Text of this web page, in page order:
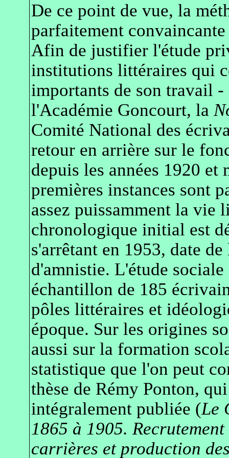
De ce point de vue, la
parfaitement
Afin de justifier l'étude
institutions littéraires qui
importants de son travail
l'Académie Goncourt, la
Comité National des
retour en arrière sur le
depuis les années 1920
premières instances sont
assez puissamment la vie
chronologique initial est
s'arrêtant en 1953, date
d'amnistie. L'étude
échantillon de 185
pôles littéraires et
époque. Sur les origines
aussi sur la formation
statistique que l'on peut
thèse de Rémy Ponton,
intégralement publiée (Le
1865 à 1905.
carrières et production